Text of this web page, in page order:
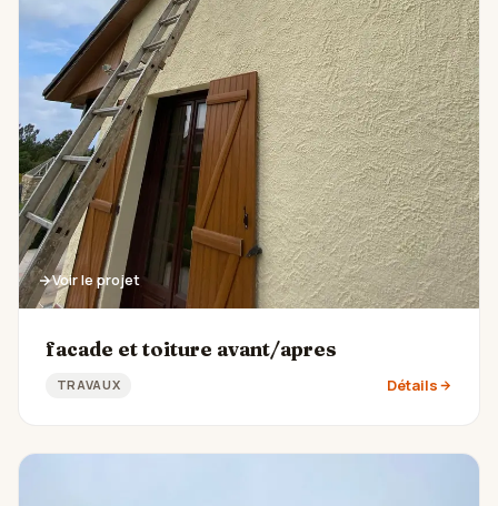
Voir le projet
facade et toiture avant/apres
TRAVAUX Détails